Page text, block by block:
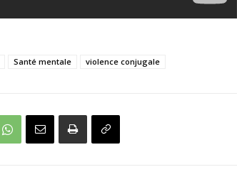
Santé mentale violence conjugale